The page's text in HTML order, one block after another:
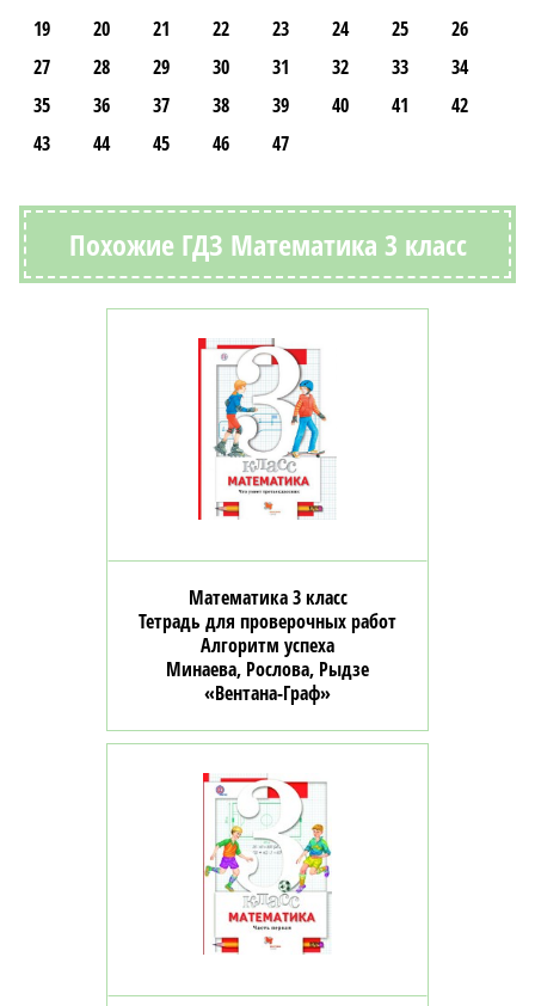
19
20 21 22 23 24 25
26
27
28 29 30 31 32 33
34
35
36 37 38 39 40 41
42
43
44 45 46 47
Похожие ГДЗ Математика 3 класс
Математика 3 класс
Тетрадь для проверочных работ
Алгоритм успеха
Минаева, Рослова, Рыдзе
«Вентана-Граф»